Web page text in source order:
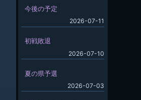
今後の予定
2026-07-11
初戦敗退
2026-07-10
夏の県予選
2026-07-03